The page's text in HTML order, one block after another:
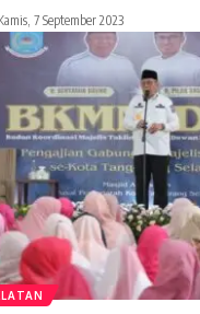
7 September 2023